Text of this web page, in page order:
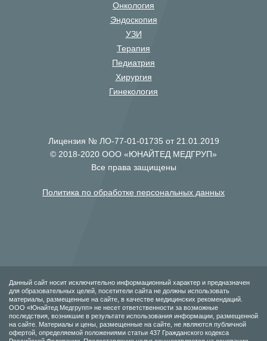
Онкология
Эндоскопия
УЗИ
Терапия
Педиатрия
Хирургия
Гинекология
Лицензия № ЛО-77-01-01735 от 21.01.2019
© 2018-2020 ООО «ЮНАЙТЕД МЕДГРУП»
Все права защищены
Политика по обработке персональных данных
Данный сайт носит исключительно информационный характер и предназначен
для образовательных целей, посетители сайта не должны использовать
материалы, размещенные на сайте, в качестве медицинских рекомендаций.
ООО «Юнайтед Медгрупп» не несет ответственности за возможные
последствия, возникшие в результате использования информации, размещенной
на сайте. Материалы и цены, размещенные на сайте, не являются публичной
офертой, определяемой положениями статьи 437 Гражданского кодекса